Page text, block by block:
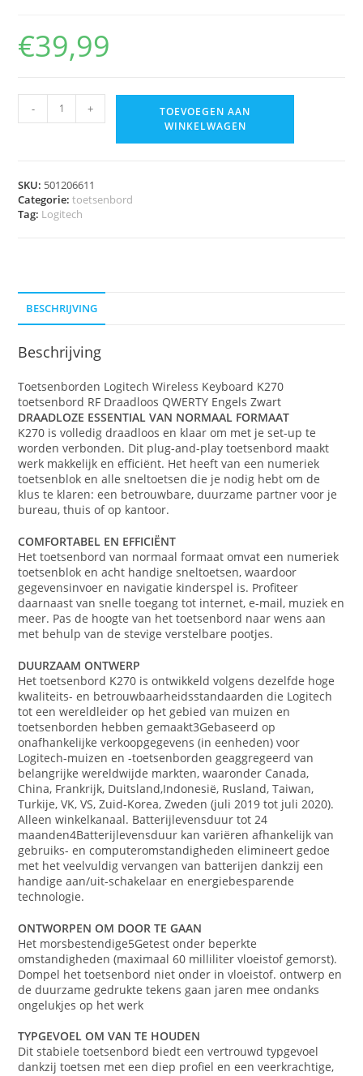
€39,99
- +
TOEVOEGEN AAN
WINKELWAGEN
SKU: 501206611
Categorie:toetsenbord
Tag: Logitech
BESCHRIJVING
Beschrijving
Toetsenborden Logitech Wireless Keyboard K270
toetsenbord RF Draadloos QWERTY Engels Zwart
DRAADLOZE ESSENTIAL VAN NORMAAL FORMAAT
K270 is volledig draadloos en klaar om met je set-up te
worden verbonden. Dit plug-and-play toetsenbord maakt
werk makkelijk en efficiënt. Het heeft van een numeriek
toetsenblok en alle sneltoetsen die je nodig hebt om de
klus te klaren: een betrouwbare, duurzame partner voor je
bureau, thuis of op kantoor.
COMFORTABEL EN EFFICIËNT
Het toetsenbord van normaal formaat omvat een numeriek
toetsenblok en acht handige sneltoetsen, waardoor
gegevensinvoer en navigatie kinderspel is. Profiteer
daarnaast van snelle toegang tot internet, e-mail, muziek en
meer. Pas de hoogte van het toetsenbord naar wens aan
met behulp van de stevige verstelbare pootjes.
DUURZAAM ONTWERP
Het toetsenbord K270 is ontwikkeld volgens dezelfde hoge
kwaliteits- en betrouwbaarheidsstandaarden die Logitech
tot een wereldleider op het gebied van muizen en
toetsenborden hebben gemaakt3Gebaseerd op
onafhankelijke verkoopgegevens (in eenheden) voor
Logitech-muizen en -toetsenborden geaggregeerd van
belangrijke wereldwijde markten, waaronder Canada,
China, Frankrijk, Duitsland,Indonesië, Rusland, Taiwan,
Turkije, VK, VS, Zuid-Korea, Zweden (juli 2019 tot juli 2020).
Alleen winkelkanaal. Batterijlevensduur tot 24
maanden4Batterijlevensduur kan variëren afhankelijk van
gebruiks- en computeromstandigheden elimineert gedoe
met het veelvuldig vervangen van batterijen dankzij een
handige aan/uit-schakelaar en energiebesparende
technologie.
ONTWORPEN OM DOOR TE GAAN
Het morsbestendige5Getest onder beperkte
omstandigheden (maximaal 60 milliliter vloeistof gemorst).
Dompel het toetsenbord niet onder in vloeistof. ontwerp en
de duurzame gedrukte tekens gaan jaren mee ondanks
ongelukjes op het werk
TYPGEVOEL OM VAN TE HOUDEN
Dit stabiele toetsenbord biedt een vertrouwd typgevoel
dankzij toetsen met een diep profiel en een veerkrachtige,